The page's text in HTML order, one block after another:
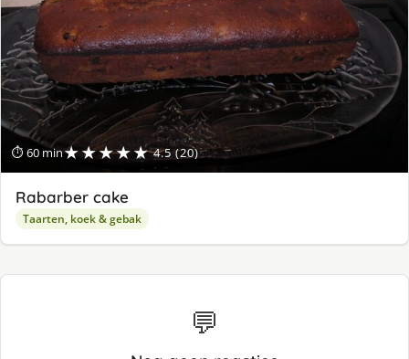
⏱ 60 min★★★★★ 4.5 (20)
Rabarber cake
Taarten, koek & gebak
💬